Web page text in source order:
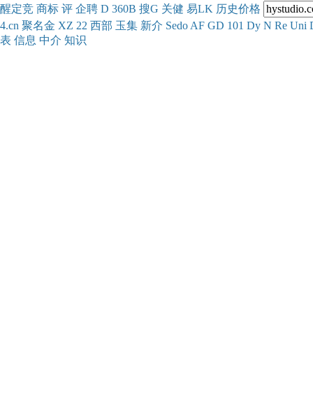
醒定竞 商标 评 企聘 D 360B 搜G 关健 易LK 历史价格
4.cn 聚名金 XZ 22 西部 玉集 新介 Sedo AF GD 101 Dy N Re Uni
表 信息 中介 知识